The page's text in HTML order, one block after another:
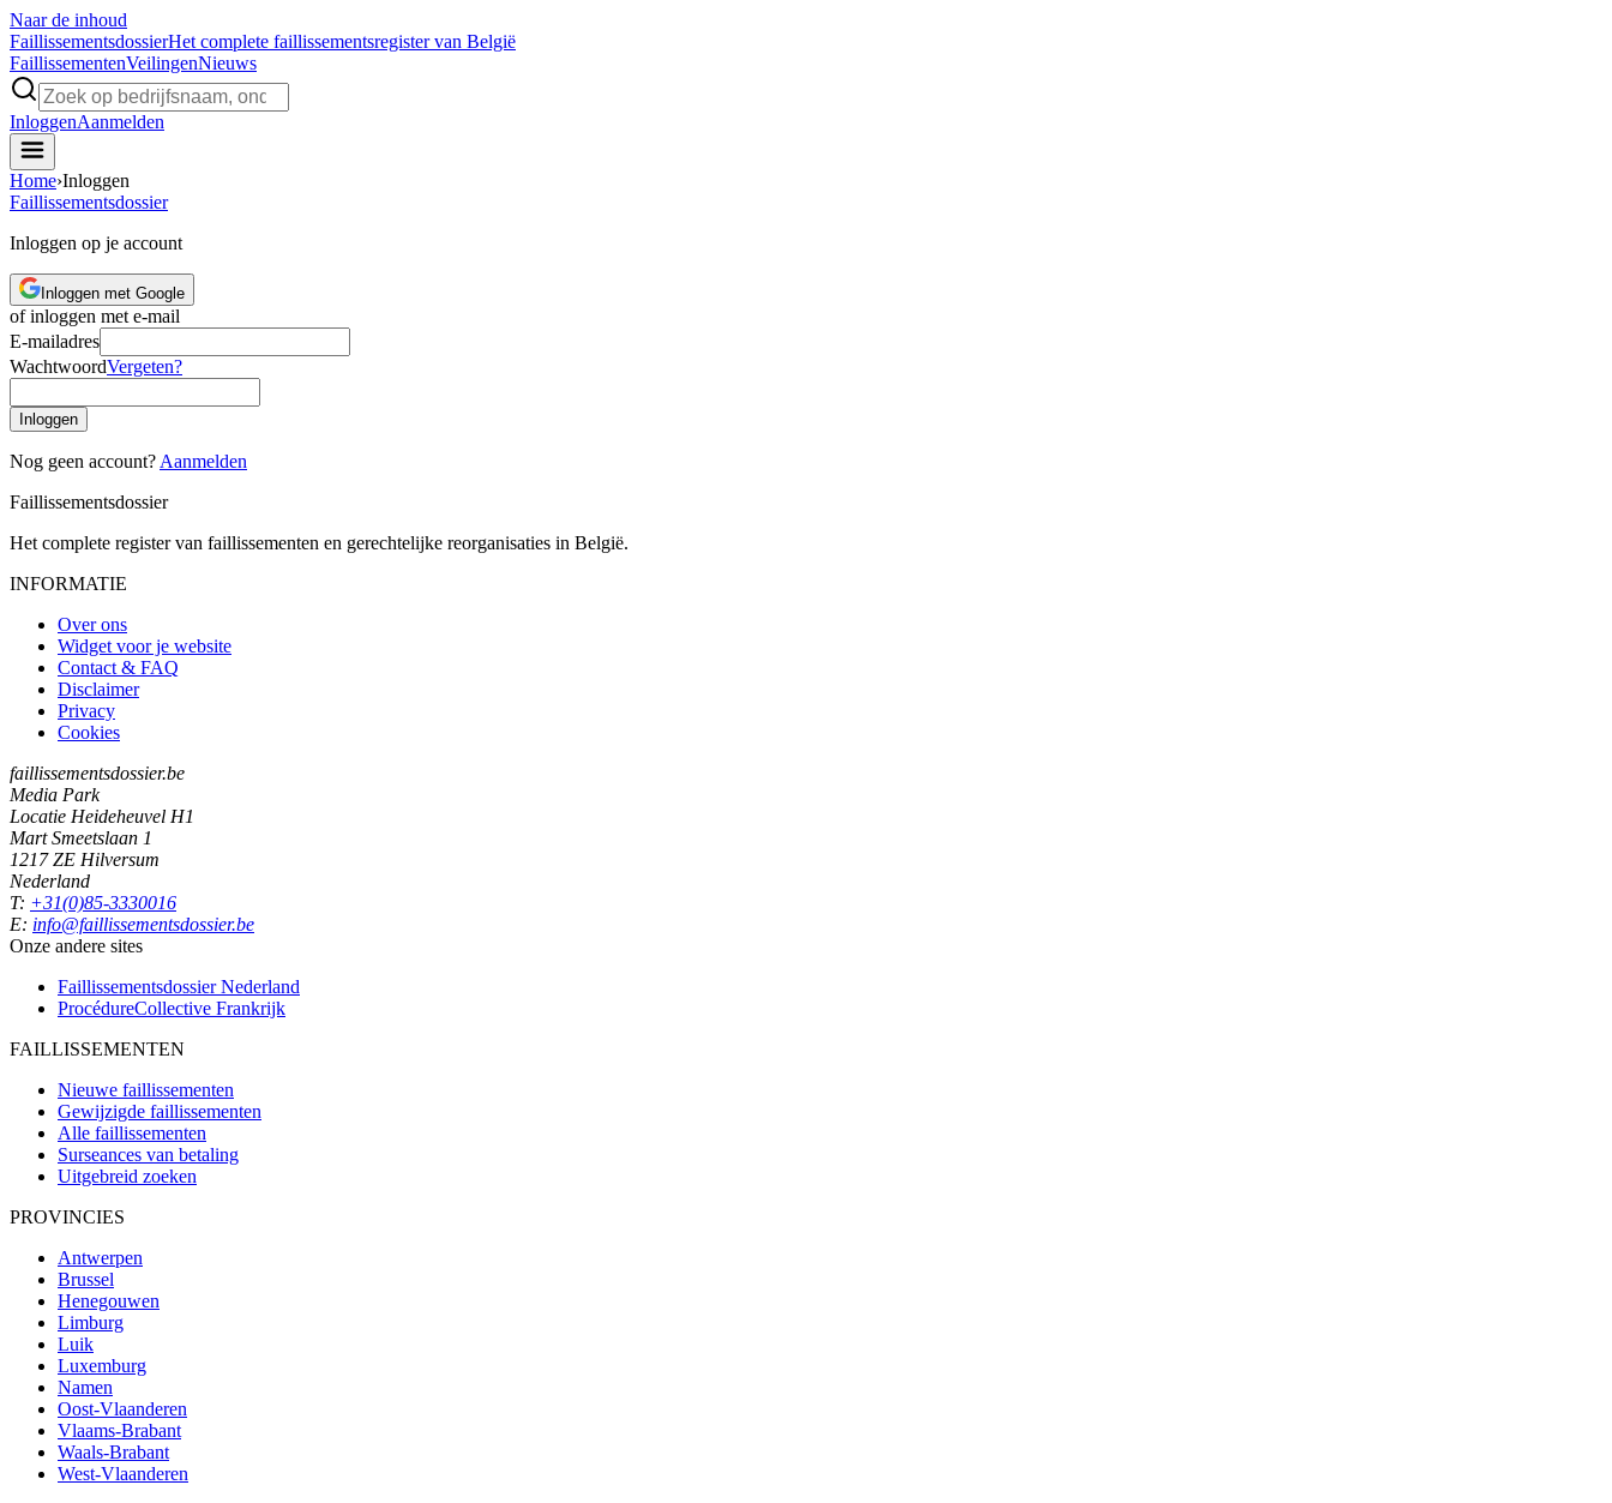
Naar de inhoud
FaillissementsdossierHet complete faillissementsregister van België
FaillissementenVeilingenNieuws
InloggenAanmelden
Home›Inloggen
Faillissementsdossier
Inloggen op je account
Inloggen met Google
of inloggen met e-mail
E-mailadres
WachtwoordVergeten?
Inloggen
Nog geen account? Aanmelden
Faillissementsdossier
Het complete register van faillissementen en gerechtelijke reorganisaties in België.
INFORMATIE
Over ons
Widget voor je website
Contact & FAQ
Disclaimer
Privacy
Cookies
faillissementsdossier.be
Media Park
Locatie Heideheuvel H1
Mart Smeetslaan 1
1217 ZE Hilversum
Nederland
T: +31(0)85-3330016
E: info@faillissementsdossier.be
Onze andere sites
Faillissementsdossier Nederland
ProcédureCollective Frankrijk
FAILLISSEMENTEN
Nieuwe faillissementen
Gewijzigde faillissementen
Alle faillissementen
Surseances van betaling
Uitgebreid zoeken
PROVINCIES
Antwerpen
Brussel
Henegouwen
Limburg
Luik
Luxemburg
Namen
Oost-Vlaanderen
Vlaams-Brabant
Waals-Brabant
West-Vlaanderen